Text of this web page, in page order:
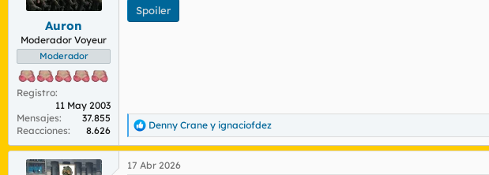
e
s
Auron
Moderador Voyeur
Moderador
Registro
11 May 2003
Mensajes
37.855
Reacciones
8.626
Spoiler
R
e
a
c
Denny Crane y ignaciofdez
17 Abr 2026